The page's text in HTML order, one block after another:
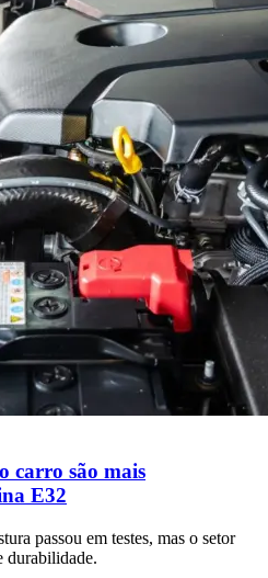
carro são mais
E32
passou em testes, mas o setor
durabilidade.